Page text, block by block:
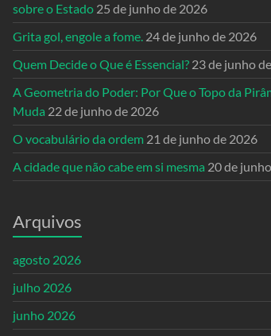
sobre o Estado 25 de junho de 2026
Grita gol, engole a fome. 24 de junho de 2026
Quem Decide o Que é Essencial? 23 de junho
A Geometria do Poder: Por Que o Topo da
Muda 22 de junho de 2026
O vocabulário da ordem 21 de junho de 2026
A cidade que não cabe em si mesma 20 de
Arquivos
agosto 2026
julho 2026
junho 2026